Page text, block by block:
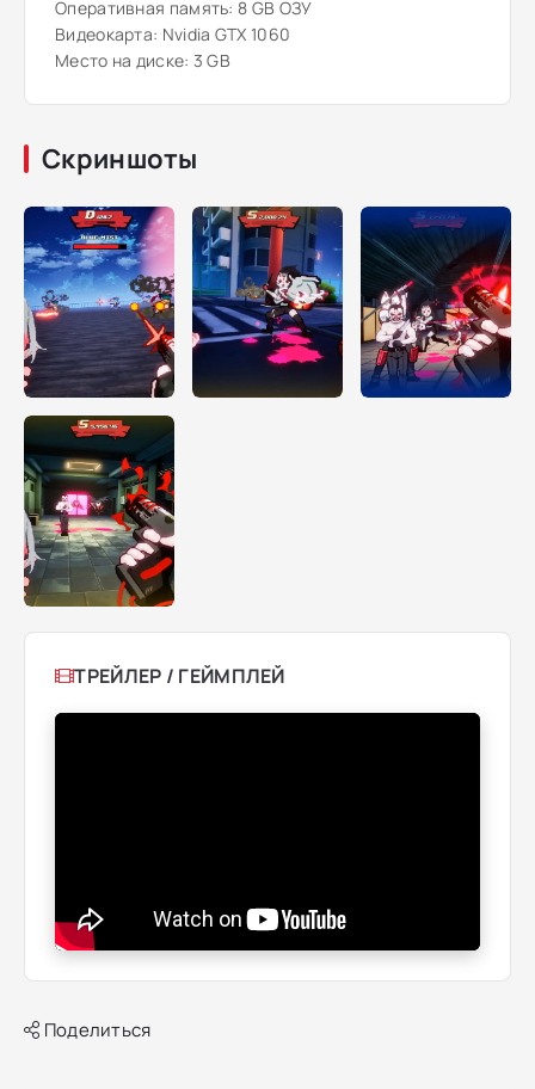
Оперативная память: 8 GB ОЗУ
Видеокарта: Nvidia GTX 1060
Место на диске: 3 GB
Скриншоты
ТРЕЙЛЕР / ГЕЙМПЛЕЙ
Поделиться